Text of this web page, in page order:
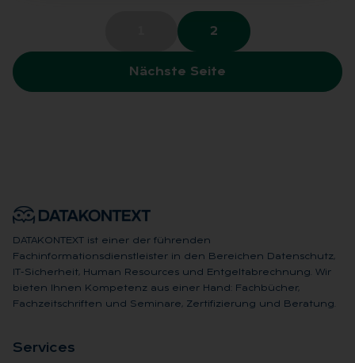
2
Nächste Seite
DATAKONTEXT ist einer der führenden
Fachinformationsdienstleister in den Bereichen Datenschutz,
IT-Sicherheit, Human Resources und Entgeltabrechnung. Wir
bieten Ihnen Kompetenz aus einer Hand: Fachbücher,
Fachzeitschriften und Seminare, Zertifizierung und Beratung.
Ser­vices